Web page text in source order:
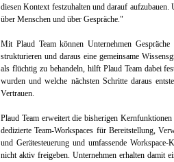
diesen Kontext festzuhalten und darauf
über Menschen und über Gespräche."
Mit Plaud Team können Unternehmen
strukturieren und daraus eine gemeinsame
als flüchtig zu behandeln, hilft Plaud Team dabei
wurden und welche nächsten Schritte daraus
Vertrauen.
Plaud Team erweitert die bisherigen
dedizierte Team-Workspaces für Bereitstellung,
und Gerätesteuerung und umfassende
nicht aktiv freigeben. Unternehmen erhalten damit